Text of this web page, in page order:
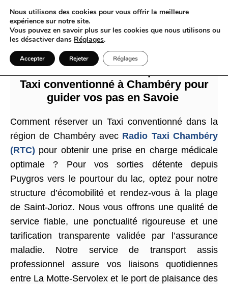
Quand la majesté des sommets alpins
Taxi conventionné à Chambéry pour
guider vos pas en Savoie
Comment réserver un Taxi conventionné dans la
région de Chambéry avec Radio Taxi Chambéry
(RTC) pour obtenir une prise en charge médicale
optimale ? Pour vos sorties détente depuis
Puygros vers le pourtour du lac, optez pour notre
structure d’écomobilité et rendez-vous à la plage
de Saint-Jorioz. Nous vous offrons une qualité de
service fiable, une ponctualité rigoureuse et une
tarification transparente validée par l’assurance
maladie. Notre service de transport assis
professionnel assure vos liaisons quotidiennes
entre La Motte-Servolex et le port de plaisance des
Nous utilisons des cookies pour vous offrir la meilleure
expérience sur notre site.
Vous pouvez en savoir plus sur les cookies que nous utilisons ou
les désactiver dans Réglages.
Accepter Rejeter Réglages